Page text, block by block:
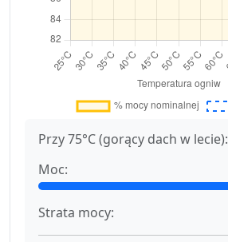
Przy 75°C (gorący dach w lecie):
Moc:
Strata mocy: